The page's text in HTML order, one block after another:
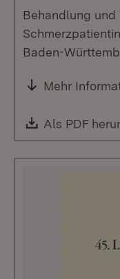
Behandlung und
Baden-
Mehr
Download:
Als PDF